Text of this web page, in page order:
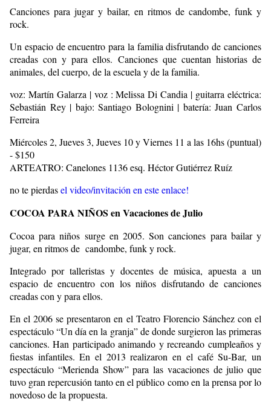
Canciones para jugar y bailar, en ritmos de candombe, funk y
rock.
Un espacio de encuentro para la familia disfrutando de canciones
creadas con y para ellos. Canciones que cuentan historias de
animales, del cuerpo, de la escuela y de la familia.
voz: Martín Galarza | voz : Melissa Di Candia | guitarra eléctrica:
Sebastián Rey | bajo: Santiago Bolognini | batería: Juan Carlos
Ferreira
Miércoles 2, Jueves 3, Jueves 10 y Viernes 11 a las 16hs (puntual)
- $150
ARTEATRO: Canelones 1136 esq. Héctor Gutiérrez Ruíz
no te pierdasel video/invitación en este enlace!
COCOA PARA NIÑOS en Vacaciones de Julio
Cocoa para niños surge en 2005. Son canciones para bailar y
jugar, en ritmos de candombe, funk y rock.
Integrado por talleristas y docentes de música, apuesta a un
espacio de encuentro con los niños disfrutando de canciones
creadas con y para ellos.
En el 2006 se presentaron en el Teatro Florencio Sánchez con el
espectáculo “Un día en la granja” de donde surgieron las primeras
canciones. Han participado animando y recreando cumpleaños y
fiestas infantiles. En el 2013 realizaron en el café Su-Bar, un
espectáculo “Merienda Show” para las vacaciones de julio que
tuvo gran repercusión tanto en el público como en la prensa por lo
novedoso de la propuesta.